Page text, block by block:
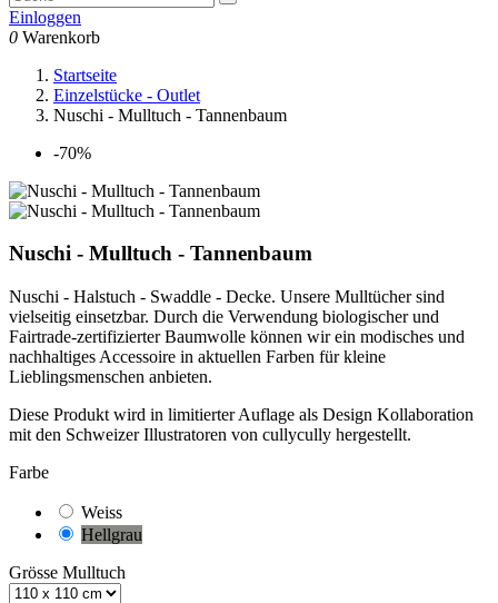
Einloggen
0 Warenkorb
Startseite
Einzelstücke - Outlet
Nuschi - Mulltuch - Tannenbaum
-70%
Nuschi - Mulltuch - Tannenbaum
Nuschi - Halstuch - Swaddle - Decke. Unsere Mulltücher sind
vielseitig einsetzbar. Durch die Verwendung biologischer und
Fairtrade-zertifizierter Baumwolle können wir ein modisches und
nachhaltiges Accessoire in aktuellen Farben für kleine
Lieblingsmenschen anbieten.
Diese Produkt wird in limitierter Auflage als Design Kollaboration
mit den Schweizer Illustratoren von cullycully hergestellt.
Farbe
Weiss
Hellgrau
Grösse Mulltuch